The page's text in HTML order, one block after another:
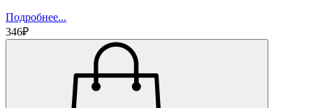
Подробнее...
346₽